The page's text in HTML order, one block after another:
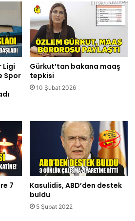
Ligi
Spor
Gürkut’tan bakana maaş
tepkisi
10 Şubat 2026
7
Kasulidis, ABD’den destek
buldu
5 Şubat 2022